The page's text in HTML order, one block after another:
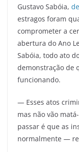
Gustavo Sabóia,
estragos foram
comprometer a
abertura do Ano
Sabóia, todo ato
demonstração de
funcionando.
— Esses atos
mas não vão
passar é que as
normalmente —